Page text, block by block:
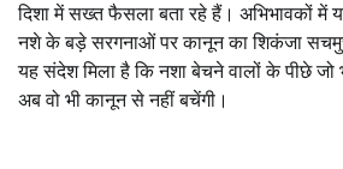
दिशा में सख्त फैसला बता रहे हैं। अभिभावकों में
नशे के बड़े सरगनाओं पर कानून का शिकंजा
यह संदेश मिला है कि नशा बेचने वालों के पीछे जो
अब वो भी कानून से नहीं बचेंगी।